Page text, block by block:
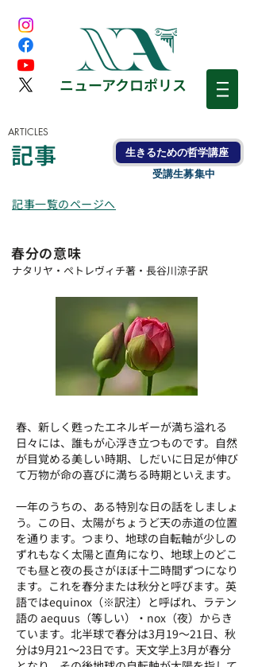
​ニューアクロポリス
ARTICLES
記事 生きるための哲学講座
受講生募集中
記事一覧のページへ
春分の意味
ナタリヤ・ペトレヴィチ著・長谷川涼子訳
春、新しく甦ったエネルギーが満ち溢れる
日々には、誰もが心浮き立つものです。自然
が目覚める美しい時期、しだいに日足が伸び
て万物が命の喜びに満ちる時期といえます。
一年のうちの、ある特別な日の話をしましょ
う。この日、太陽がちょうど天の赤道の位置
を通ります。つまり、地球の自転軸が少しの
ずれもなく太陽と直角になり、地球上のどこ
でも昼と夜の長さがほぼ十二時間ずつになり
ます。これを春分または秋分と呼びます。英
語ではequinox（※訳注）と呼ばれ、ラテン
語の aequus（等しい）・nox（夜）からき
ています。北半球で春分は3月19～21日、秋
分は9月21～23日です。天文学上3月が春分